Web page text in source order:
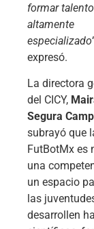
formar talento
altamente
expresó.
La directora
del CICY,
Segura
subrayó que
FutBotMx es
una
un espacio
las
desarrollen